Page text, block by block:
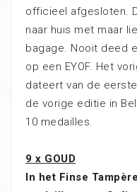
officieel afgesloten.
naar huis met maar
bagage. Nooit deed
op een EYOF. Het
dateert van de
de vorige editie in
10 medailles.
9 x GOUD
In het Finse